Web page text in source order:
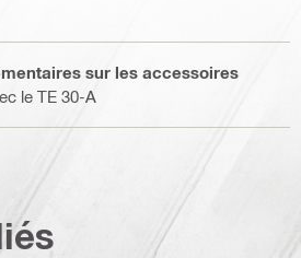
sur les accessoires
le TE 30-A